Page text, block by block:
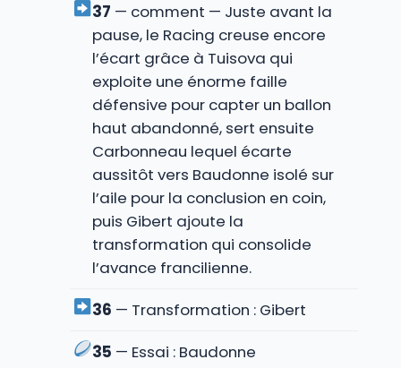
37 — comment — Juste avant la
pause, le Racing creuse encore
l’écart grâce à Tuisova qui
exploite une énorme faille
défensive pour capter un ballon
haut abandonné, sert ensuite
Carbonneau lequel écarte
aussitôt vers Baudonne isolé sur
l’aile pour la conclusion en coin,
puis Gibert ajoute la
transformation qui consolide
l’avance francilienne.
36 — Transformation : Gibert
35 — Essai : Baudonne